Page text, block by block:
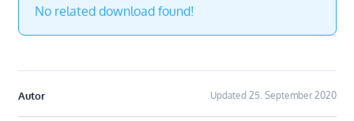
No related download found!
Autor Updated 25. September 2020